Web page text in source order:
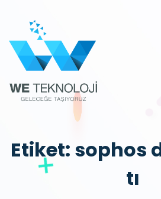
Etiket: sophos
tı